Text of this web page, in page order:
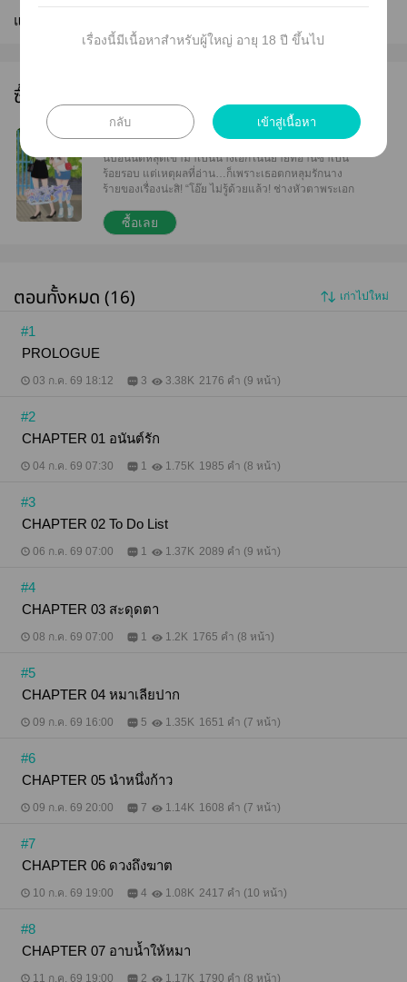
แก้ไขล่าสุด :
ซื้อ e-book ได้ที่นี่
Infinite Love อนันต์รัก
นับอนันต์หลุดเข้ามาเป็นนางเอกในนิยายที่อ่านซ้ำเป็น
ร้อยรอบ แต่เหตุผลที่อ่าน…ก็เพราะเธอตกหลุมรักนาง
ร้ายของเรื่องน่ะสิ! “โอ๊ย ไม่รู้ด้วยแล้ว! ช่างหัวตาพระเอก
ซื้อเลย
ตอนทั้งหมด (16) เก่าไปใหม่
#1
PROLOGUE
03 ก.ค. 69 18:12 3 3.38K 2176 คำ (9 หน้า)
#2
CHAPTER 01 อนันต์รัก
04 ก.ค. 69 07:30 1 1.75K 1985 คำ (8 หน้า)
#3
CHAPTER 02 To Do List
06 ก.ค. 69 07:00 1 1.37K 2089 คำ (9 หน้า)
#4
CHAPTER 03 สะดุดตา
08 ก.ค. 69 07:00 1 1.2K 1765 คำ (8 หน้า)
#5
CHAPTER 04 หมาเลียปาก
09 ก.ค. 69 16:00 5 1.35K 1651 คำ (7 หน้า)
#6
CHAPTER 05 นำหนึ่งก้าว
09 ก.ค. 69 20:00 7 1.14K 1608 คำ (7 หน้า)
#7
CHAPTER 06 ดวงถึงฆาต
10 ก.ค. 69 19:00 4 1.08K 2417 คำ (10 หน้า)
#8
CHAPTER 07 อาบน้ำให้หมา
11 ก.ค. 69 19:00 2 1.17K 1790 คำ (8 หน้า)
เรื่องนี้มีเนื้อหาสำหรับผู้ใหญ่ อายุ 18 ปี ขึ้นไป
กลับ เข้าสู่เนื้อหา